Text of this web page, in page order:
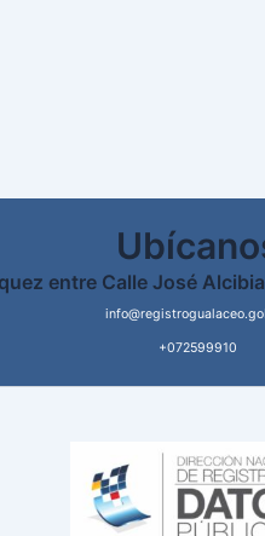
entre Calle José
+072599910